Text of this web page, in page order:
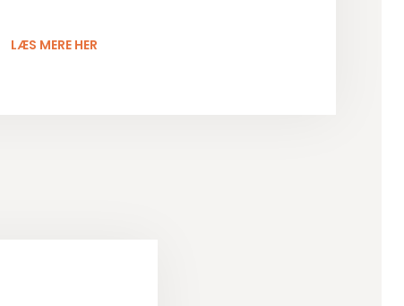
LÆS MERE HER